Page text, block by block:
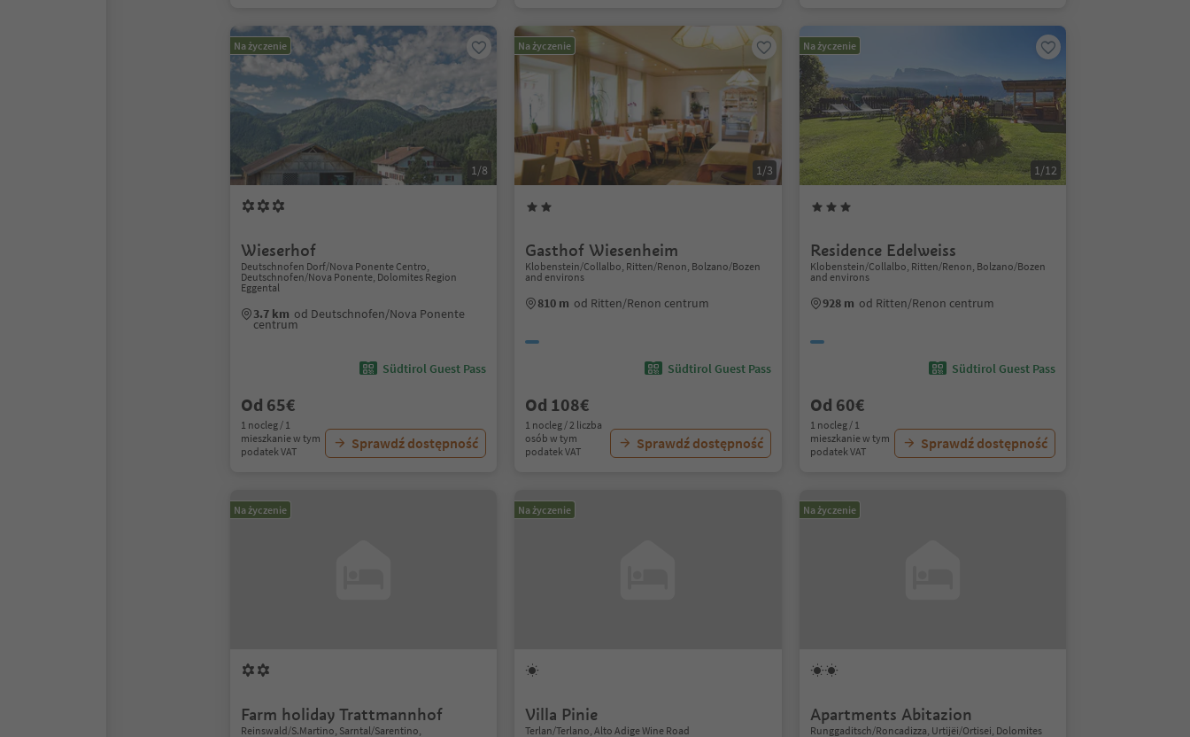
Na życzenie
1/8
Wieserhof
Deutschnofen Dorf/Nova Ponente Centro,
Deutschnofen/Nova Ponente, Dolomites Region
Eggental
3.7 km od Deutschnofen/Nova Ponente
centrum
Südtirol Guest Pass
Od 65€
1 nocleg / 1
mieszkanie w tym
podatek VAT
Sprawdź dostępność
Na życzenie
1/3
Gasthof Wiesenheim
Klobenstein/Collalbo, Ritten/Renon, Bolzano/Bozen
and environs
810 m od Ritten/Renon centrum
Südtirol Guest Pass
Od 108€
1 nocleg / 2 liczba
osób w tym
podatek VAT
Sprawdź dostępność
Na życzenie
1/12
Residence Edelweiss
Klobenstein/Collalbo, Ritten/Renon, Bolzano/Bozen
and environs
928 m od Ritten/Renon centrum
Südtirol Guest Pass
Od 60€
1 nocleg / 1
mieszkanie w tym
podatek VAT
Sprawdź dostępność
Na życzenie
Farm holiday Trattmannhof
Reinswald/S.Martino, Sarntal/Sarentino,
Na życzenie
Villa Pinie
Terlan/Terlano, Alto Adige Wine Road
Na życzenie
Apartments Abitazion
Runggaditsch/Roncadizza, Urtijëi/Ortisei, Dolomites